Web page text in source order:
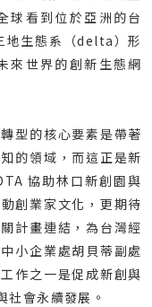
球看到位於亞洲的台
地生態系（delta）形
來世界的創新生態網
型的核心要素是帶著
的領域，而這正是新
協助林口新創園與
創業家文化，更期待
計畫連結，為台灣經
小企業處胡貝蒂副處
作之一是促成新創與
社會永續發展。